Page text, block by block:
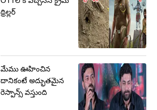
థ్రిల్లర్
మేము ఊహించిన
దానికంటే అద్భుతమైన
రెస్పాన్స్ వస్తుంది